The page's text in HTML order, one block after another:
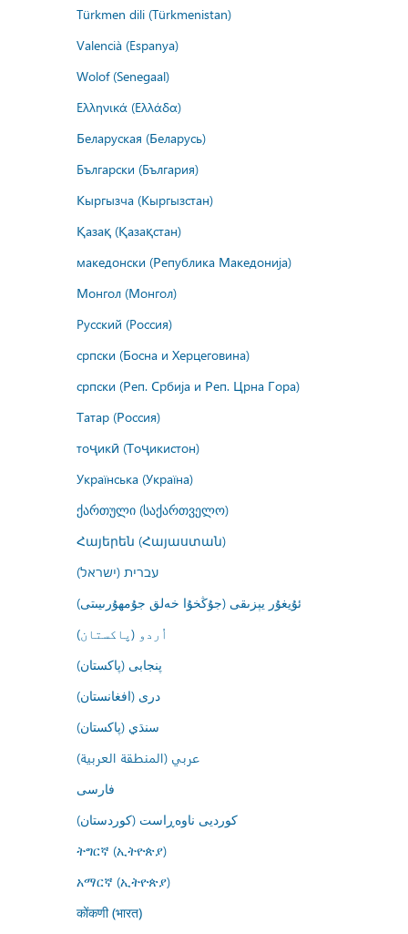
Türkmen dili (Türkmenistan)
Valencià (Espanya)
Wolof (Senegaal)
Ελληνικά (Ελλάδα)
Беларуская (Беларусь)
Български (България)
Кыргызча (Кыргызстан)
Қазақ (Қазақстан)
македонски (Република Македонија)
Монгол (Монгол)
Русский (Россия)
српски (Босна и Херцеговина)
српски (Реп. Србија и Реп. Црна Гора)
Татар (Россия)
тоҷикӣ (Тоҷикистон)
Українська (Україна)
ქართული (საქართველო)
Հայերեն (Հայաստան)
עברית (ישראל)
ئۇيغۇر يېزىقى (جۇڭخۇا خەلق جۇمھۇرىيىتى)
اُردو (پاکستان)
پنجابی (پاکستان)
درى (افغانستان)
سنڌي (پاکستان)
عربي (المنطقة العربية)
فارسى
کوردیی ناوەڕاست (کوردستان)
ትግርኛ (ኢትዮጵያ)
አማርኛ (ኢትዮጵያ)
कोंकणी (भारत)